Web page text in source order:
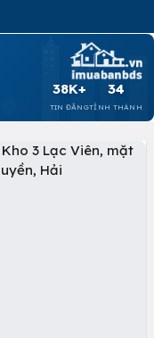
38K+
TIN ĐĂNG
34
TỈNH THÀNH